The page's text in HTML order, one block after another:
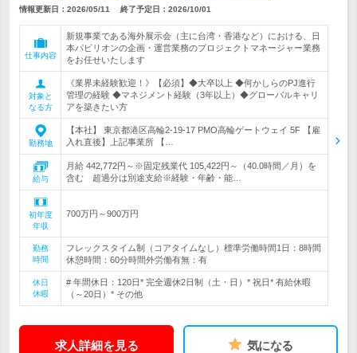
情報更新日：2026/05/11 終了予定日： 2026/10/01
仕事内容
新規事業である海外展示会（主に台湾・香港など）における、日
本パビリオンの企画・運営業務のプロジェクトマネージャー業務
をお任せいたします
対象と
なる方
《業界未経験歓迎！》【必須】◆大卒以上 ◆何かしらのPJ進行
管理の経験 ◆マネジメント経験（3年以上）◆グローバルキャリ
アを築きたい方
勤務地
【本社】 東京都港区高輪2-19-17 PMO高輪ゲートウェイ 5F 【雇
入れ直後】上記事業所 【…
給与
月給 442,772円～※固定残業代 105,422円～（40.0時間／月）を
含む 超過分は別途支給※経験・年齢・能…
初年度
年収
700万円～900万円
勤務
時間
フレックスタイム制（コアタイムなし）標準労働時間1日：8時間
休憩時間：60分時間外労働有無：有
休日
休暇
# 年間休日：120日* 完全週休2日制（土・日）* 祝日* 有給休暇
（～20日）* その他
求人詳細を見る 気になる